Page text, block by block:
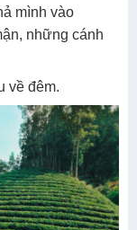
mình vào
những cánh
về đêm.